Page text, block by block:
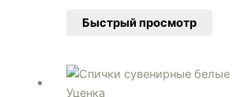
Быстрый просмотр